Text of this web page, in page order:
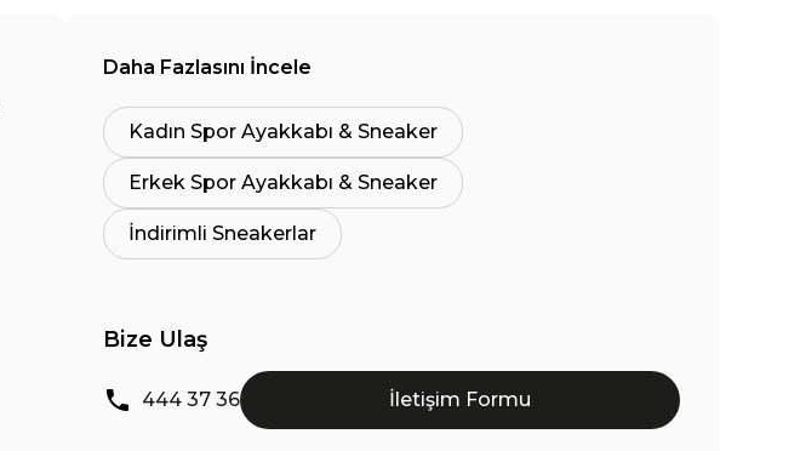
Daha Fazlasını İncele
Kadın Spor Ayakkabı & Sneaker
Erkek Spor Ayakkabı & Sneaker
İndirimli Sneakerlar
Bize Ulaş
444 37 36 İletişim Formu